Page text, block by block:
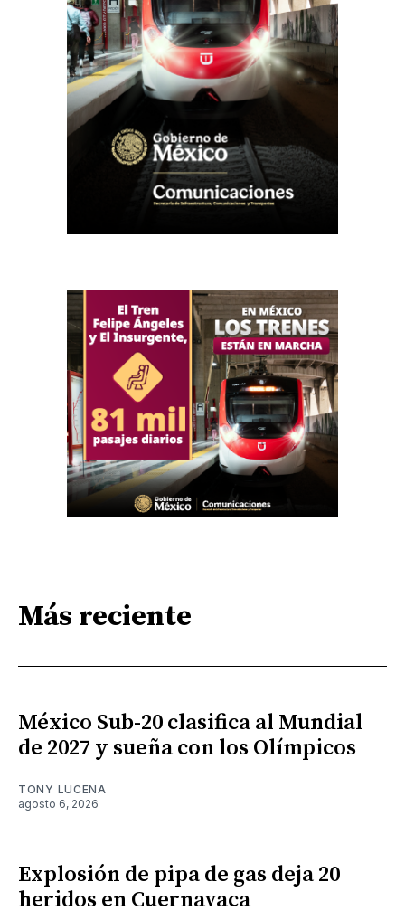
Más reciente
México Sub-20 clasifica al Mundial
de 2027 y sueña con los Olímpicos
TONY LUCENA
agosto 6, 2026
Explosión de pipa de gas deja 20
heridos en Cuernavaca